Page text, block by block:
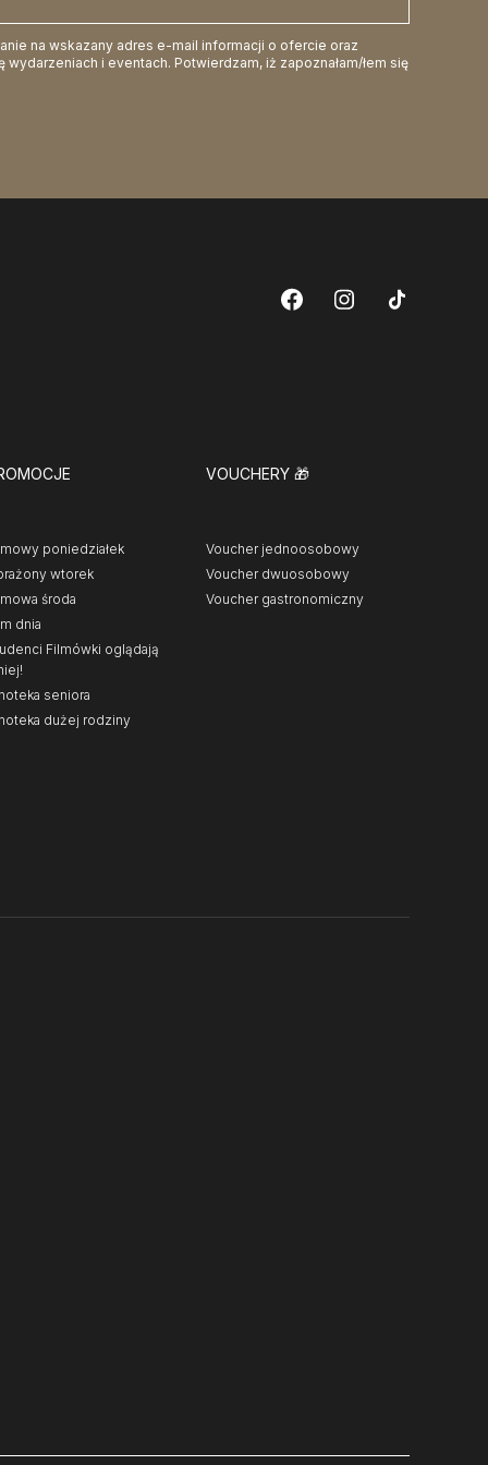
na wskazany adres e-mail informacji o ofercie oraz
i eventach. Potwierdzam, iż zapoznałam/łem się
poniedziałek
wtorek
środa
dnia
Filmówki oglądają
seniora
dużej rodziny
VOUCHERY 🎁
Voucher jednoosobowy
Voucher dwuosobowy
Voucher gastronomiczny